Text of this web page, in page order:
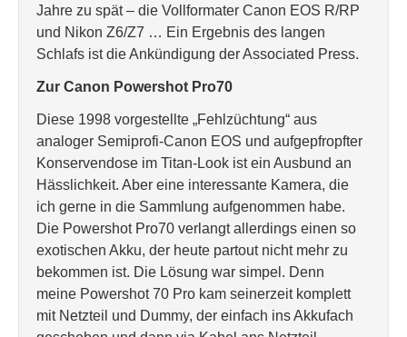
Jahre zu spät – die Vollformater Canon EOS R/RP
und Nikon Z6/Z7 … Ein Ergebnis des langen
Schlafs ist die Ankündigung der Associated Press.
Zur Canon Powershot Pro70
Diese 1998 vorgestellte „Fehlzüchtung“ aus
analoger Semiprofi-Canon EOS und aufgepfropfter
Konservendose im Titan-Look ist ein Ausbund an
Hässlichkeit. Aber eine interessante Kamera, die
ich gerne in die Sammlung aufgenommen habe.
Die Powershot Pro70 verlangt allerdings einen so
exotischen Akku, der heute partout nicht mehr zu
bekommen ist. Die Lösung war simpel. Denn
meine Powershot 70 Pro kam seinerzeit komplett
mit Netzteil und Dummy, der einfach ins Akkufach